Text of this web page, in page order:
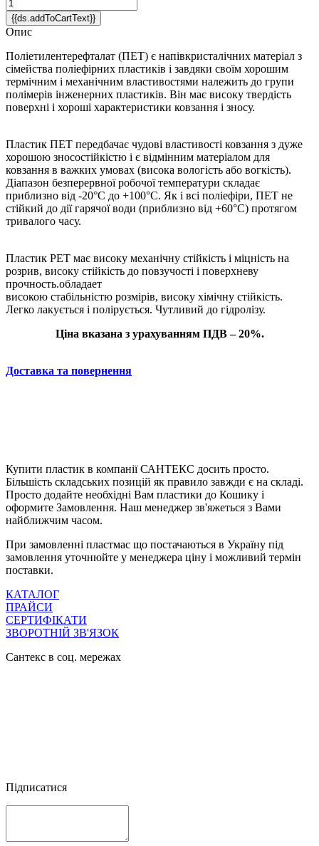
{{ds.addToCartText}}
Опис
Поліетилентерефталат (ПЕТ) є напівкристалічних матеріал з
сімейства поліефірних пластиків і завдяки своїм хорошим
термічним і механічним властивостями належить до групи
полімерів інженерних пластиків. Він має високу твердість
поверхні і хороші характеристики ковзання і зносу.
Пластик ПЕТ передбачає чудові властивості ковзання з дуже
хорошою зносостійкістю і є відмінним матеріалом для
ковзання в важких умовах (висока вологість або вогкість).
Діапазон безперервної робочої температури складає
приблизно від -20°C до +100°C. Як і всі поліефіри, ПЕТ не
стійкий до дії гарячої води (приблизно від +60°C) протягом
тривалого часу.
Пластик PET має високу механічну стійкість і міцність на
розрив, високу стійкість до повзучості і поверхневу
прочность.обладает
високою стабільністю розмірів, високу хімічну стійкість.
Легко лакується і полірується. Чутливий до гідролізу.
Ціна вказана з урахуванням ПДВ – 20%.
Доставка та повернення
Купити пластик в компанії САНТЕКС досить просто.
Більшість складських позицій як правило завжди є на складі.
Просто додайте необхідні Вам пластики до Кошику і
оформите Замовлення. Наш менеджер зв'яжеться з Вами
найближчим часом.
При замовленні пластмас що постачаються в Україну під
замовлення уточнюйте у менеджера ціну і можливий термін
поставки.
КАТАЛОГ
ПРАЙСИ
СЕРТИФІКАТИ
ЗВОРОТНІЙ ЗВ'ЯЗОК
Сантекс в соц. мережах
Підписатися